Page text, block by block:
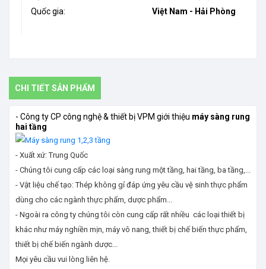
Quốc gia:
Việt Nam - Hải Phòng
CHI TIẾT SẢN PHẨM
- Công ty CP công nghệ & thiết bị VPM giới thiệu máy sàng rung
hai tầng
- Xuất xứ: Trung Quốc
- Chúng tôi cung cấp các loại sàng rung một tầng, hai tầng, ba tầng,...
- Vật liệu chế tạo: Thép không gỉ đáp ứng yêu cầu vệ sinh thực phẩm
dùng cho các ngành thực phẩm, dược phẩm...
- Ngoài ra công ty chúng tôi còn cung cấp rất nhiều các loại thiết bị
khác như máy nghiền mịn, máy vô nang, thiết bị chế biến thực phẩm,
thiết bị chế biến ngành dược...
Mọi yêu cầu vui lòng liên hệ.